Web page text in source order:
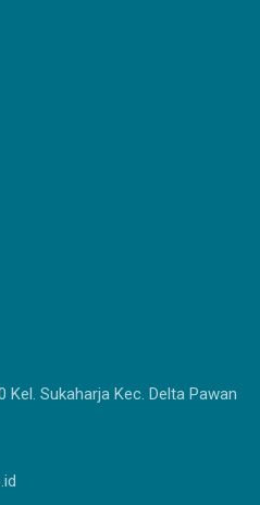
Sukaharja Kec. Delta Pawan